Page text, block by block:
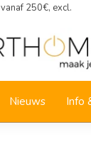
vanaf 250€, excl.
Nieuws Info